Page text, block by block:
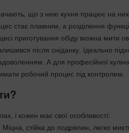
що з нею кухня працює на них.
стає плавним, а розділення
приготування обіду можна мити
після сніданку. Ідеально
А для професійної
робочий процес під контролем.
і кожен має свої особливості:
стійка до подряпин, легко